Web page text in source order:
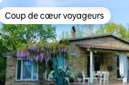
Coup de cœur voyageurs
Coup de cœur voyageurs